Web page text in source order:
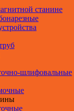
станине
шлифовальные